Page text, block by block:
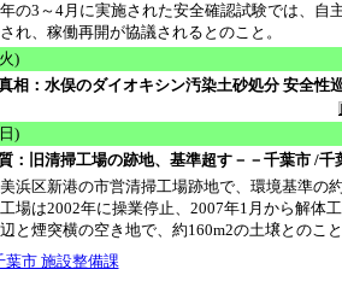
の3～4月に実施された安全確認試験では、
れ、稼働再開が協議されるとのこと。
)
相：水俣のダイオキシン汚染土砂処分 安全性
)
：旧清掃工場の跡地、基準超す－－千葉市 /千
浜区新港の市営清掃工場跡地で、環境基準の
場は2002年に操業停止、2007年1月から解体
と煙突横の空き地で、約160m2の土壌とのこ
葉市 施設整備課